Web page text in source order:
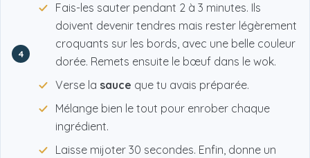
4
Fais-les sauter pendant 2 à 3 minutes. Ils
doivent devenir tendres mais rester légèrement
croquants sur les bords, avec une belle couleur
dorée. Remets ensuite le bœuf dans le wok.
Verse la sauce que tu avais préparée.
Mélange bien le tout pour enrober chaque
ingrédient.
Laisse mijoter 30 secondes. Enfin, donne un